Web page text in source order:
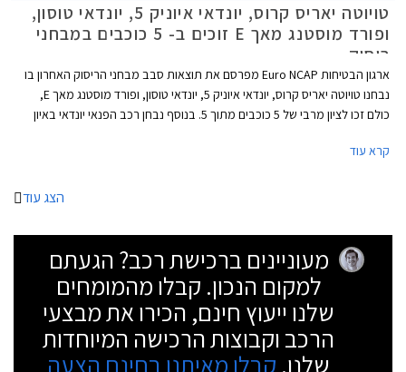
טויוטה יאריס קרוס, יונדאי איוניק 5, יונדאי טוסון,
ופורד מוסטנג מאך E זוכים ב- 5 כוכבים במבחני
ריסוק
ארגון הבטיחות Euro NCAP מפרסם את תוצאות סבב מבחני הריסוק האחרון בו
נבחנו טויוטה יאריס קרוס, יונדאי איוניק 5, יונדאי טוסון, ופורד מוסטנג מאך E,
כולם זכו לציון מרבי של 5 כוכבים מתוך 5. בנוסף נבחן רכב הפנאי יונדאי באיון
פרוטוקול המבחן שהפך למחמיר יותר, עם בדיקה מעמיקה של תפקוד מערכות
טרנזיט ולפורד טרנזיט קאסטום שזכו לדירוג זהב לאחר שפורד הוסיפה להם
קרא עוד
הצג עוד
מעוניינים ברכישת רכב? הגעתם
למקום הנכון. קבלו מהמומחים
שלנו ייעוץ חינם, הכירו את מבצעי
הרכב וקבוצות הרכישה המיוחדות
שלנו. קבלו מאיתנו בחינם הצעה